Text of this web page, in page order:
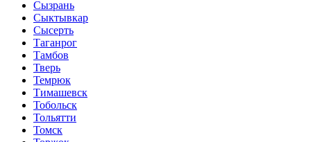
Сызрань
Сыктывкар
Сысерть
Таганрог
Тамбов
Тверь
Темрюк
Тимашевск
Тобольск
Тольятти
Томск